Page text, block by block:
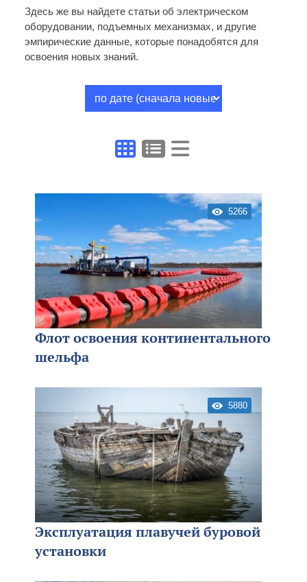
Здесь же вы найдете статьи об электрическом
оборудовании, подъемных механизмах, и другие
эмпирические данные, которые понадобятся для
освоения новых знаний.
5266
Флот освоения континентального
шельфа
5880
Эксплуатация плавучей буровой
установки